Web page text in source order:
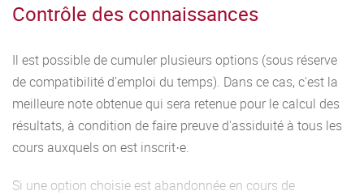
Contrôle des connaissances
Il est possible de cumuler plusieurs options (sous réserve
de compatibilité d'emploi du temps). Dans ce cas, c'est la
meilleure note obtenue qui sera retenue pour le calcul des
résultats, à condition de faire preuve d'assiduité à tous les
cours auxquels on est inscrit·e.
Si une option choisie est abandonnée en cours de